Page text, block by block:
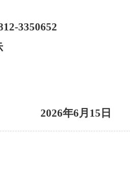
0812-3350652
年6月15日